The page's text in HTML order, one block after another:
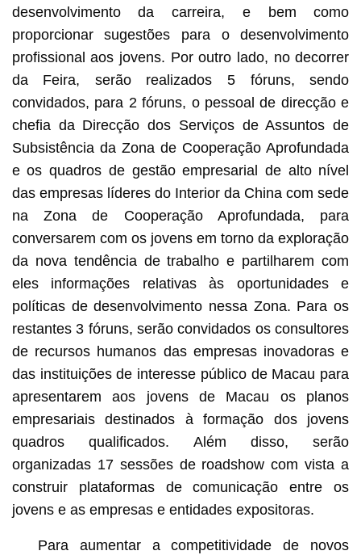
desenvolvimento da carreira, e bem como
proporcionar sugestões para o desenvolvimento
profissional aos jovens. Por outro lado, no decorrer
da Feira, serão realizados 5 fóruns, sendo
convidados, para 2 fóruns, o pessoal de direcção e
chefia da Direcção dos Serviços de Assuntos de
Subsistência da Zona de Cooperação Aprofundada
e os quadros de gestão empresarial de alto nível
das empresas líderes do Interior da China com sede
na Zona de Cooperação Aprofundada, para
conversarem com os jovens em torno da exploração
da nova tendência de trabalho e partilharem com
eles informações relativas às oportunidades e
políticas de desenvolvimento nessa Zona. Para os
restantes 3 fóruns, serão convidados os consultores
de recursos humanos das empresas inovadoras e
das instituições de interesse público de Macau para
apresentarem aos jovens de Macau os planos
empresariais destinados à formação dos jovens
quadros qualificados. Além disso, serão
organizadas 17 sessões de roadshow com vista a
construir plataformas de comunicação entre os
jovens e as empresas e entidades expositoras.
Para aumentar a competitividade de novos